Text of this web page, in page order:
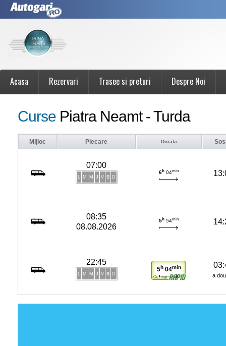
Acasa Rezervari Trasee si preturi Despre Noi
Curse Piatra Neamt - Turda
Mijloc Plecare Durata
07:00
L M M J V S D
6h 04min
08:35
08.08.2026
5h 54min
22:45
L M M J V S D
5h04min
a